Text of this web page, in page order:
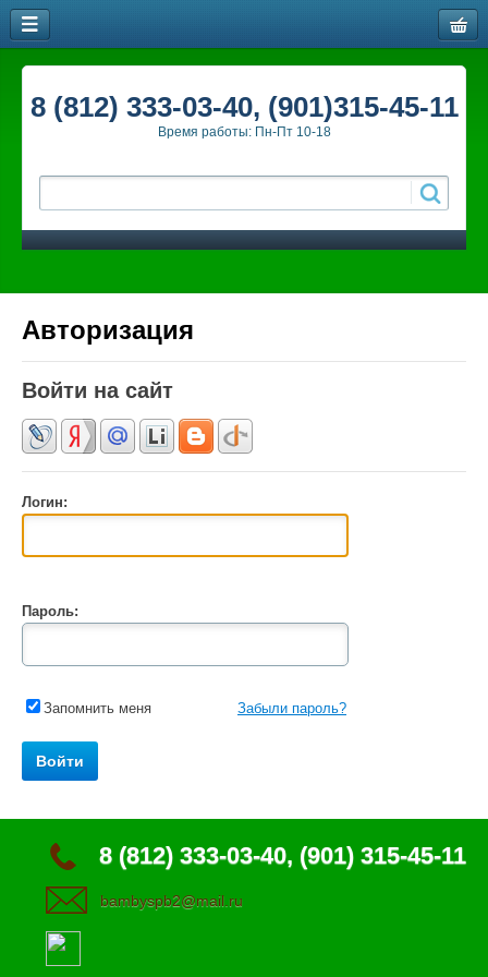
8 (812) 333-03-40, (901)315-45-11
Время работы: Пн-Пт 10-18
Авторизация
Войти на сайт
Логин:
Пароль:
Запомнить меня Забыли пароль?
8 (812) 333-03-40, (901) 315-45-11
bambyspb2@mail.ru